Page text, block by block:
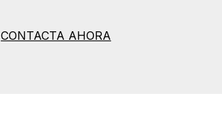
CONTACTA AHORA